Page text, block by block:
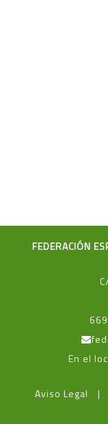
FEDERACIÓN
En el
Aviso Legal